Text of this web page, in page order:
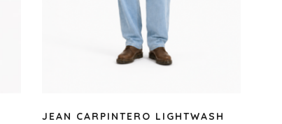
JEAN CARPINTERO LIGHTWASH